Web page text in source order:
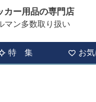
ー用品の専門店
ン多数取り扱い
特 集 お
ー ハーネス・カラビナ・ロ